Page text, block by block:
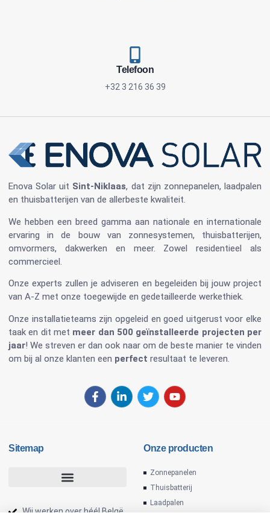
Telefoon
+32 3 216 36 39
Enova Solar uit Sint-Niklaas, dat zijn zonnepanelen, laadpalen
en thuisbatterijen van de allerbeste kwaliteit.
We hebben een breed gamma aan nationale en internationale
ervaring in de bouw van zonnesystemen, thuisbatterijen,
omvormers, dakwerken en meer. Zowel residentieel als
commercieel.
Onze experts zullen je adviseren en begeleiden bij jouw project
van A-Z met onze toegewijde en gedetailleerde werkethiek.
Onze installatieteams zijn opgeleid en goed uitgerust voor elke
taak en dit met meer dan 500 geïnstalleerde projecten per
jaar! We streven er dan ook naar om de beste manier te vinden
om bij al onze klanten een perfect resultaat te leveren.
Sitemap Onze producten
Zonnepanelen
Thuisbatterij
Laadpalen